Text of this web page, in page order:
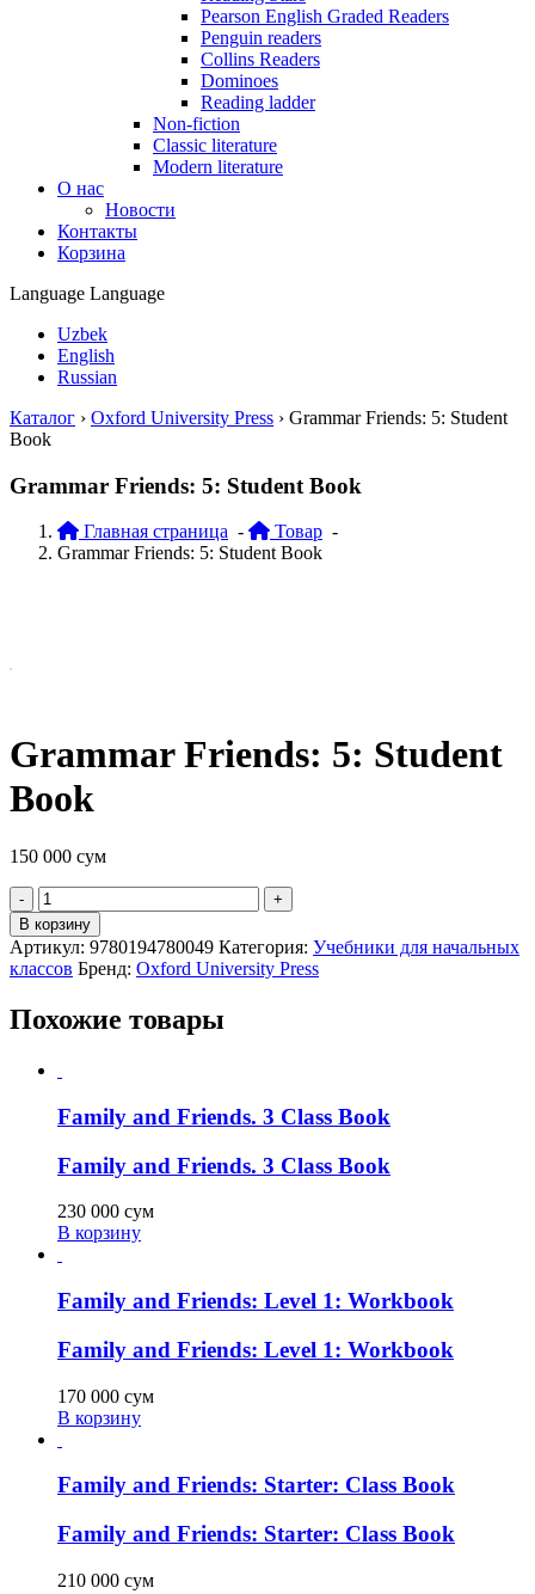
Pearson English Graded Readers
Penguin readers
Collins Readers
Dominoes
Reading ladder
Non-fiction
Classic literature
Modern literature
О нас
Новости
Контакты
Корзина
Language Language
Uzbek
English
Russian
Каталог › Oxford University Press › Grammar Friends: 5: Student
Book
Grammar Friends: 5: Student Book
Главная страница - Товар -
Grammar Friends: 5: Student Book
Grammar Friends: 5: Student
Book
150 000 сум
Quantity
В корзину
Артикул: 9780194780049 Категория: Учебники для начальных
классов Бренд: Oxford University Press
Похожие товары
Family and Friends. 3 Class Book
Family and Friends. 3 Class Book
230 000 сум
В корзину
Family and Friends: Level 1: Workbook
Family and Friends: Level 1: Workbook
170 000 сум
В корзину
Family and Friends: Starter: Class Book
Family and Friends: Starter: Class Book
210 000 сум